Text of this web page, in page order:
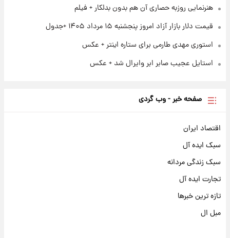
هنرنمایی روزبه حصاری آن هم بدون بدلکار + فیلم
قیمت دلار بازار آزاد امروز پنجشنبه ۱۵ مرداد ۱۴۰۵ +جدول
استوری مهدی طارمی برای ستاره اینتر + عکس
استایل عجیب صابر ابر وایرال شد + عکس
صفحه خبر - وب گردی
اقتصاد ایران
سبک ایده آل
سبک زندگی مردانه
تجارت ایده آل
تازه ترین خبرها
مبل ال